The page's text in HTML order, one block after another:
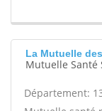
La Mutuelle
Mutuelle Santé
Département: